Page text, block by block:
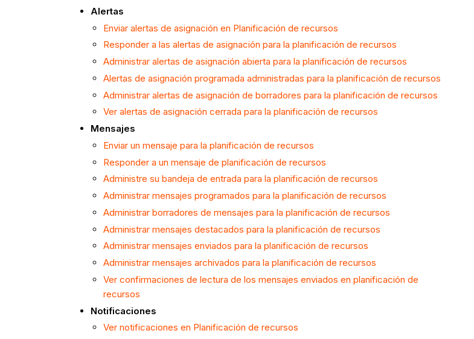
Alertas
Enviar alertas de asignación en Planificación de recursos
Responder a las alertas de asignación para la planificación de recursos
Administrar alertas de asignación abierta para la planificación de recursos
Alertas de asignación programada administradas para la planificación de recursos
Administrar alertas de asignación de borradores para la planificación de recursos
Ver alertas de asignación cerrada para la planificación de recursos
Mensajes
Enviar un mensaje para la planificación de recursos
Responder a un mensaje de planificación de recursos
Administre su bandeja de entrada para la planificación de recursos
Administrar mensajes programados para la planificación de recursos
Administrar borradores de mensajes para la planificación de recursos
Administrar mensajes destacados para la planificación de recursos
Administrar mensajes enviados para la planificación de recursos
Administrar mensajes archivados para la planificación de recursos
Ver confirmaciones de lectura de los mensajes enviados en planificación de
recursos
Notificaciones
Ver notificaciones en Planificación de recursos